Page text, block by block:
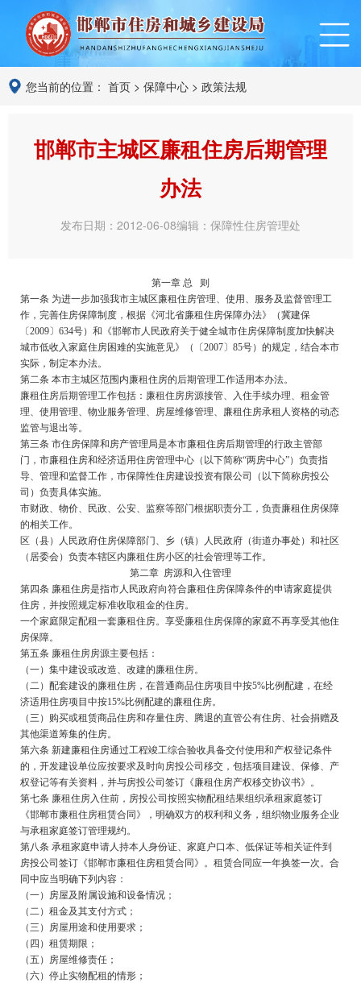
您当前的位置： 首页 > 保障中心 > 政策法规
邯郸市主城区廉租住房后期管理
办法
发布日期：2012-06-08编辑：保障性住房管理处
第一章 总 则
第一条 为进一步加强我市主城区廉租住房管理、使用、服务及监督管理工
作，完善住房保障制度，根据《河北省廉租住房保障办法》（冀建保
〔2009〕634号）和《邯郸市人民政府关于健全城市住房保障制度加快解决
城市低收入家庭住房困难的实施意见》（〔2007〕85号）的规定，结合本市
实际，制定本办法。
第二条 本市主城区范围内廉租住房的后期管理工作适用本办法。
廉租住房后期管理工作包括：廉租住房房源接管、入住手续办理、租金管
理、使用管理、物业服务管理、房屋维修管理、廉租住房承租人资格的动态
监管与退出等。
第三条 市住房保障和房产管理局是本市廉租住房后期管理的行政主管部
门，市廉租住房和经济适用住房管理中心（以下简称“两房中心”）负责指
导、管理和监督工作，市保障性住房建设投资有限公司（以下简称房投公
司）负责具体实施。
市财政、物价、民政、公安、监察等部门根据职责分工，负责廉租住房保障
的相关工作。
区（县）人民政府住房保障部门、乡（镇）人民政府（街道办事处）和社区
（居委会）负责本辖区内廉租住房小区的社会管理等工作。
第二章 房源和入住管理
第四条 廉租住房是指市人民政府向符合廉租住房保障条件的申请家庭提供
住房，并按照规定标准收取租金的住房。
一个家庭限定配租一套廉租住房。享受廉租住房保障的家庭不再享受其他住
房保障。
第五条 廉租住房房源主要包括：
（一）集中建设或改造、改建的廉租住房。
（二）配套建设的廉租住房，在普通商品住房项目中按5%比例配建，在经
济适用住房项目中按15%比例配建的廉租住房。
（三）购买或租赁商品住房和存量住房、腾退的直管公有住房、社会捐赠及
其他渠道筹集的住房。
第六条 新建廉租住房通过工程竣工综合验收具备交付使用和产权登记条件
的，开发建设单位应按要求及时向房投公司移交，包括项目建设、保修、产
权登记等有关资料，并与房投公司签订《廉租住房产权移交协议书》。
第七条 廉租住房入住前，房投公司按照实物配租结果组织承租家庭签订
《邯郸市廉租住房租赁合同》，明确双方的权利和义务，组织物业服务企业
与承租家庭签订管理规约。
第八条 承租家庭申请人持本人身份证、家庭户口本、低保证等相关证件到
房投公司签订《邯郸市廉租住房租赁合同》。租赁合同应一年换签一次。合
同中应当明确下列内容：
（一）房屋及附属设施和设备情况；
（二）租金及其支付方式；
（三）房屋用途和使用要求；
（四）租赁期限；
（五）房屋维修责任；
（六）停止实物配租的情形；